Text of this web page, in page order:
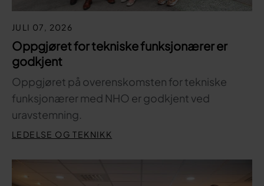
JULI 07, 2026
Oppgjøret for tekniske funksjonærer er
godkjent
Oppgjøret på overenskomsten for tekniske
funksjonærer med NHO er godkjent ved
uravstemning.
LEDELSE OG TEKNIKK